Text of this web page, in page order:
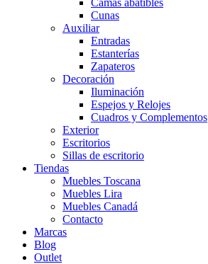
Cunas
Auxiliar
Entradas
Estanterías
Zapateros
Decoración
Iluminación
Espejos y Relojes
Cuadros y Complementos
Exterior
Escritorios
Sillas de escritorio
Tiendas
Muebles Toscana
Muebles Lira
Muebles Canadá
Contacto
Marcas
Blog
Outlet